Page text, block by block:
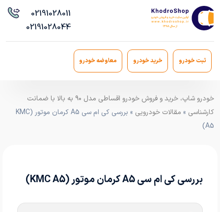
02191028011
02191028044
ثبت خودرو خرید خودرو معاوضه خودرو
خودرو شاپ، خرید و فروش خودرو اقساطی مدل ۹۰ به بالا با ضمانت
کارشناسی » مقالات خودرویی
» بررسی کی ام سی A5 کرمان موتور (KMC
A5)
بررسی کی ام سی A5 کرمان موتور (KMC A5)